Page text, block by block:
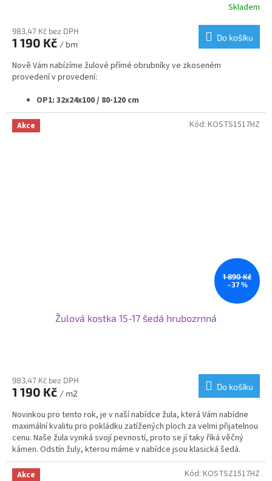
Skladem
983,47 Kč bez DPH
1 190 Kč / bm
Do košíku
Nově Vám nabízíme žulové přímé obrubníky ve zkoseném
provedení v provedení:
OP1: 32x24x100 / 80-120 cm
OP2: 30x20x100 / 80-120 cm
OP4: 20x25x100 / 80-120 cm
Svoje využití najdou obrubníky od nás při nové výstavbě nebo
Akce
1 890 Kč
–37 %
Žulová kostka 15-17 šedá hrubozrnná
983,47 Kč bez DPH
1 190 Kč / m2
Do košíku
Novinkou pro tento rok, je v naší nabídce žula, která Vám nabídne
maximální kvalitu pro pokládku zatížených ploch za velmi přijatelnou
cenu. Naše žula vyniká svojí pevností, proto se jí taky říká věčný
kámen. Odstín žuly, kterou máme v nabídce jsou klasická šedá.
Svoje využití najde žulová kostka od nás na příjezdových cestách,
cestičkách, garážových stání nebo v zahradní architektuře.
Kód: KOSTS1517HZ
Akce Kód: KOSTSZ1517HZ